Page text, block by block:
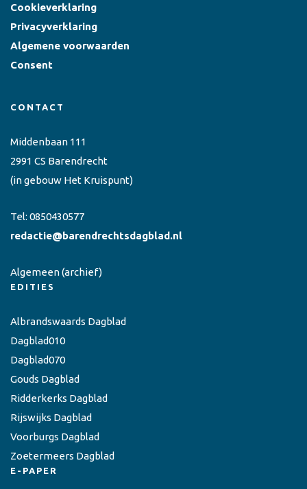
Cookieverklaring
Privacyverklaring
Algemene voorwaarden
Consent
CONTACT
Middenbaan 111
2991 CS Barendrecht
(in gebouw Het Kruispunt)
Tel: 0850430577
redactie@barendrechtsdagblad.nl
Algemeen(archief)
EDITIES
Albrandswaards Dagblad
Dagblad010
Dagblad070
Gouds Dagblad
Ridderkerks Dagblad
Rijswijks Dagblad
Voorburgs Dagblad
Zoetermeers Dagblad
E-PAPER